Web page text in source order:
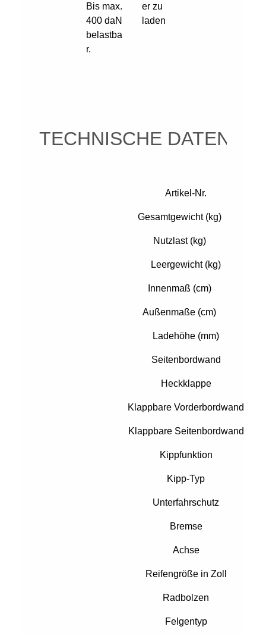
Bis max.
400 daN
belastba
r.
er zu
laden
TECHNISCHE DATEN
Artikel-Nr.
Gesamtgewicht (kg)
Nutzlast (kg)
Leergewicht (kg)
Innenmaß (cm)
Außenmaße (cm)
Ladehöhe (mm)
Seitenbordwand
Heckklappe
Klappbare Vorderbordwand
Klappbare Seitenbordwand
Kippfunktion
Kipp-Typ
Unterfahrschutz
Bremse
Achse
Reifengröße in Zoll
Radbolzen
Felgentyp